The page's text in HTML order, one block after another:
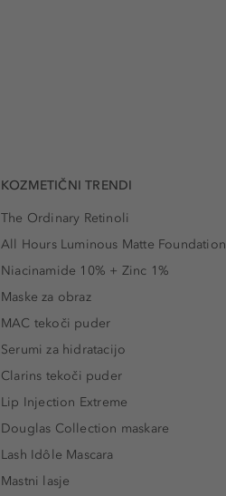
KOZMETIČNI TRENDI
The Ordinary Retinoli
All Hours Luminous Matte Foundation
Niacinamide 10% + Zinc 1%
Maske za obraz
MAC tekoči puder
Serumi za hidratacijo
Clarins tekoči puder
Lip Injection Extreme
Douglas Collection maskare
Lash Idôle Mascara
Mastni lasje